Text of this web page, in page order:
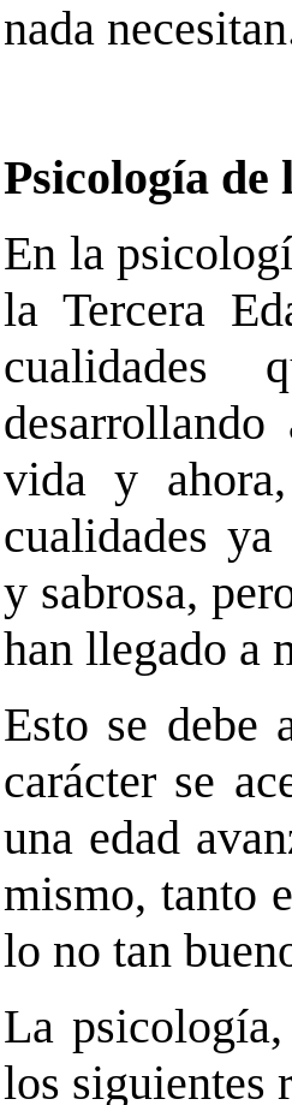
nada
Psicología de
En la
la Tercera
vida y
cualidades
y sabrosa,
han llegado a
Esto se debe
carácter se
una edad
mismo, tanto
lo no tan
La
los siguientes